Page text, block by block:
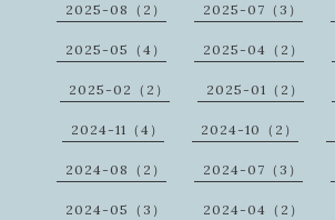
2025-08（2） 2025-07（3）
2025-05（4） 2025-04（2）
2025-02（2） 2025-01（2）
2024-11（4） 2024-10（2）
2024-08（2） 2024-07（3）
2024-05（3） 2024-04（2）